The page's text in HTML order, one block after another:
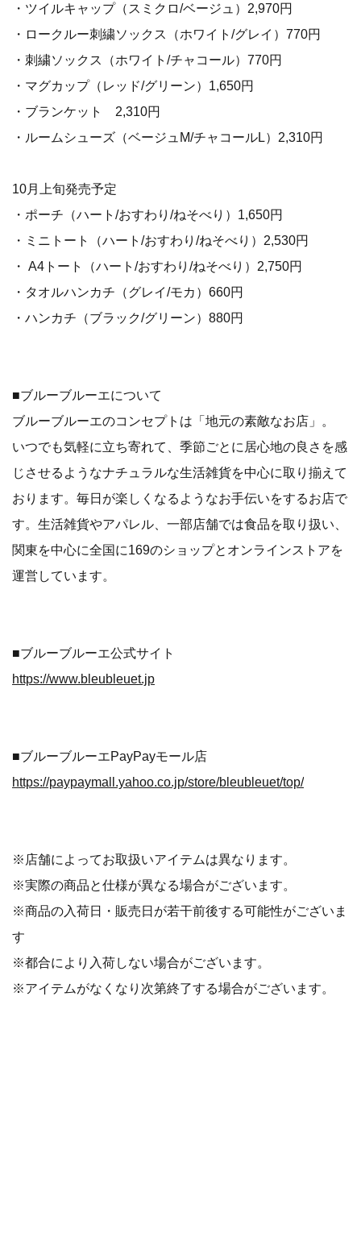
・ツイルキャップ（スミクロ/ベージュ）2,970円
・ロークルー刺繍ソックス（ホワイト/グレイ）770円
・刺繍ソックス（ホワイト/チャコール）770円
・マグカップ（レッド/グリーン）1,650円
・ブランケット 2,310円
・ルームシューズ（ベージュM/チャコールL）2,310円
10月上旬発売予定
・ポーチ（ハート/おすわり/ねそべり）1,650円
・ミニトート（ハート/おすわり/ねそべり）2,530円
・ A4トート（ハート/おすわり/ねそべり）2,750円
・タオルハンカチ（グレイ/モカ）660円
・ハンカチ（ブラック/グリーン）880円
■ブルーブルーエについて
ブルーブルーエのコンセプトは「地元の素敵なお店」。
いつでも気軽に立ち寄れて、季節ごとに居心地の良さを感
じさせるようなナチュラルな生活雑貨を中心に取り揃えて
おります。毎日が楽しくなるようなお手伝いをするお店で
す。生活雑貨やアパレル、一部店舗では食品を取り扱い、
関東を中心に全国に169のショップとオンラインストアを
運営しています。
■ブルーブルーエ公式サイト
https://www.bleubleuet.jp
■ブルーブルーエPayPayモール店
https://paypaymall.yahoo.co.jp/store/bleubleuet/top/
※店舗によってお取扱いアイテムは異なります。
※実際の商品と仕様が異なる場合がございます。
※商品の入荷日・販売日が若干前後する可能性がございま
す
※都合により入荷しない場合がございます。
※アイテムがなくなり次第終了する場合がございます。